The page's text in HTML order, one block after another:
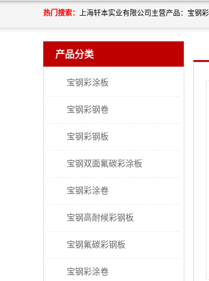
热门搜索：
产品分类
宝钢彩涂板
宝钢彩钢卷
宝钢彩钢板
宝钢双面氟碳彩涂板
宝钢彩涂卷
宝钢高耐候彩钢板
宝钢氟碳彩钢板
宝钢彩涂卷